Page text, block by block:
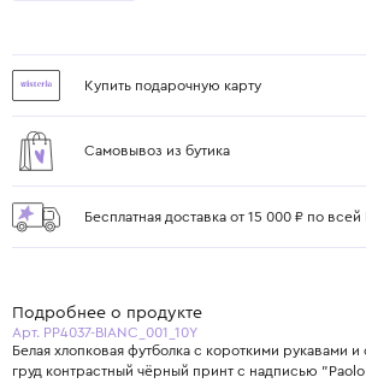
Купить подарочную карту
Самовывоз из бутика
Бесплатная доставка от 15 000 ₽ по
Подробнее о продукте
Арт. PP4037-BIANC_001_10Y
Белая хлопковая футболка с короткими рукавами
груд контрастный чёрный принт с надписью